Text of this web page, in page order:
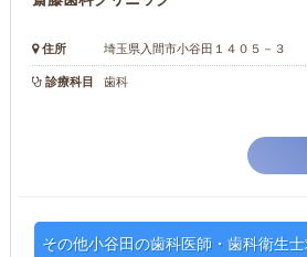
住所 埼玉県入間市小谷田１４０５－３
診療科目 歯科
その他小谷田の歯科医師・歯科衛生